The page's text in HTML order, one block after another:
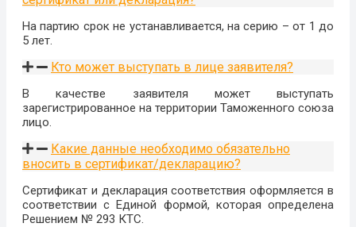
На партию срок не устанавливается, на серию – от 1 до
5 лет.
Кто может выступать в лице заявителя?
В качестве заявителя может выступать
зарегистрированное на территории Таможенного союза
лицо.
Какие данные необходимо обязательно
вносить в сертификат/декларацию?
Сертификат и декларация соответствия оформляется в
соответствии с Единой формой, которая определена
Решением № 293 КТС.